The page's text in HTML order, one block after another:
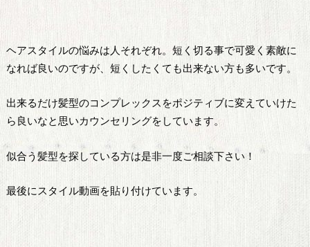
ヘアスタイルの悩みは人それぞれ。短く切る事で可愛く素敵に
なれば良いのですが、短くしたくても出来ない方も多いです。
出来るだけ髪型のコンプレックスをポジティブに変えていけた
ら良いなと思いカウンセリングをしています。
似合う髪型を探している方は是非一度ご相談下さい！
最後にスタイル動画を貼り付けています。